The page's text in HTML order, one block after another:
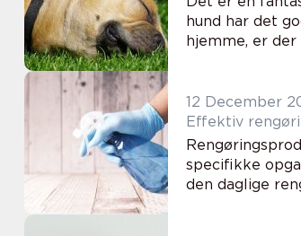
hund har det
hjemme, er der
12 December
Effektiv
specifikke
den daglige